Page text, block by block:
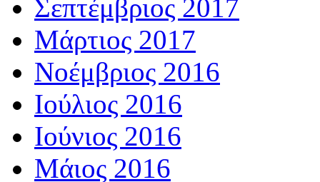
Σεπτέμβριος 2017
Μάρτιος 2017
Νοέμβριος 2016
Ιούλιος 2016
Ιούνιος 2016
Μάιος 2016